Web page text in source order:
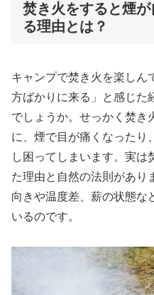
焚き火をすると煙が
る理由とは？
キャンプで焚き火を楽しん
方ばかりに来る」と感じた
でしょうか。せっかく焚き
に、煙で目が痛くなったり
し困ってしまいます。実は
た理由と自然の法則があり
向きや温度差、薪の状態な
いるのです。